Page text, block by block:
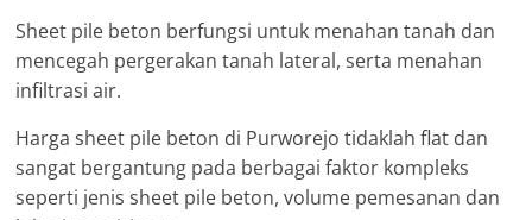
Sheet pile beton berfungsi untuk menahan tanah dan
mencegah pergerakan tanah lateral, serta menahan
infiltrasi air.
Harga sheet pile beton di Purworejo tidaklah flat dan
sangat bergantung pada berbagai faktor kompleks
seperti jenis sheet pile beton, volume pemesanan dan